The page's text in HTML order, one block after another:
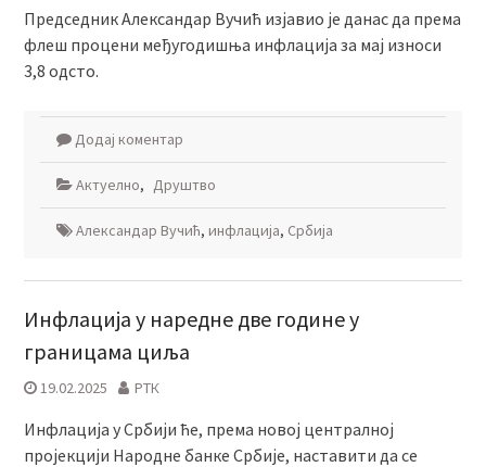
Председник Александар Вучић изјавио је данас да према
флеш процени међугодишња инфлација за мај износи
3,8 одсто.
Додај коментар
Актуелно, Друштво
Александар Вучић, инфлација, Србија
Инфлација у наредне две године у
границама циља
19.02.2025 РТК
Инфлација у Србији ће, према новој централној
пројекцији Народне банке Србије, наставити да се